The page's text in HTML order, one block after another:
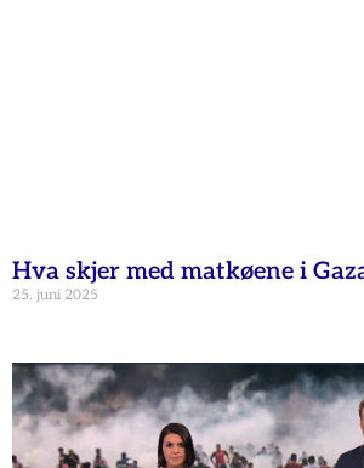
Hva skjer med matkøene i
25. juni 2025